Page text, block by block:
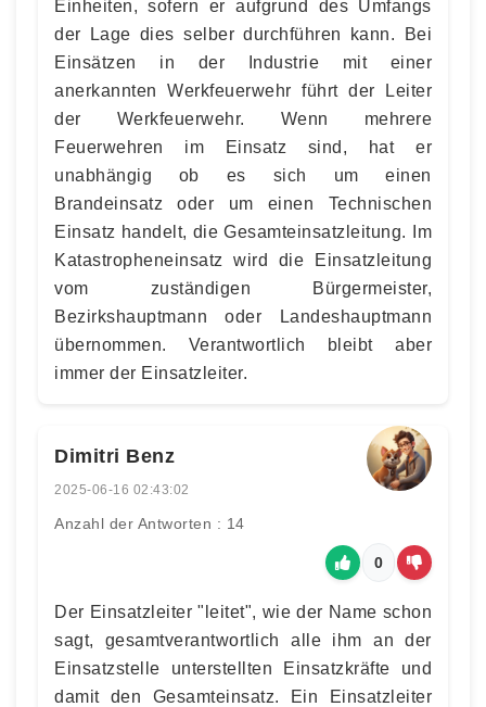
Einheiten, sofern er aufgrund des Umfangs
der Lage dies selber durchführen kann. Bei
Einsätzen in der Industrie mit einer
anerkannten Werkfeuerwehr führt der Leiter
der Werkfeuerwehr. Wenn mehrere
Feuerwehren im Einsatz sind, hat er
unabhängig ob es sich um einen
Brandeinsatz oder um einen Technischen
Einsatz handelt, die Gesamteinsatzleitung. Im
Katastropheneinsatz wird die Einsatzleitung
vom zuständigen Bürgermeister,
Bezirkshauptmann oder Landeshauptmann
übernommen. Verantwortlich bleibt aber
immer der Einsatzleiter.
Dimitri Benz
2025-06-16 02:43:02
Anzahl der Antworten : 14
0
Der Einsatzleiter "leitet", wie der Name schon
sagt, gesamtverantwortlich alle ihm an der
Einsatzstelle unterstellten Einsatzkräfte und
damit den Gesamteinsatz. Ein Einsatzleiter